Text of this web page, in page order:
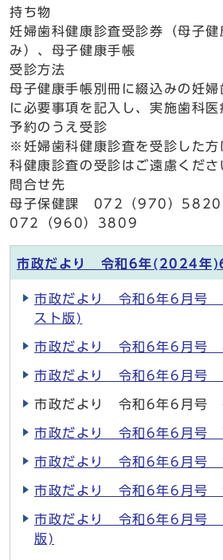
持ち物
妊婦歯科健康診査受診券（母子
み）、母子健康手帳
受診方法
母子健康手帳別冊に綴込みの妊
に必要事項を記入し、実施歯科
予約のうえ受診
※妊婦歯科健康診査を受診した方
科健康診査の受診はご遠慮くださ
問合せ先
母子保健課 072（970）5820
072（960）3809
市政だより 令和6年(2024年
市政だより 令和6年6月号
スト版)
市政だより 令和6年6月号
市政だより 令和6年6月号
市政だより 令和6年6月号
市政だより 令和6年6月号
市政だより 令和6年6月号
市政だより 令和6年6月号
市政だより 令和6年6月号
版)